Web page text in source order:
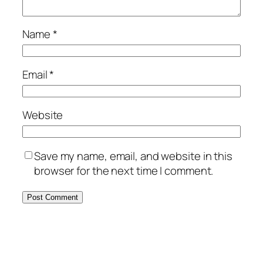
Name*
Email*
Website
Save my name, email, and website in this
browser for the next time I comment.